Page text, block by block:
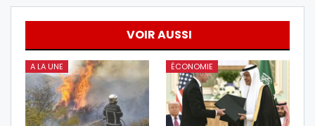
VOIR AUSSI
A LA UNE ÉCONOMIE